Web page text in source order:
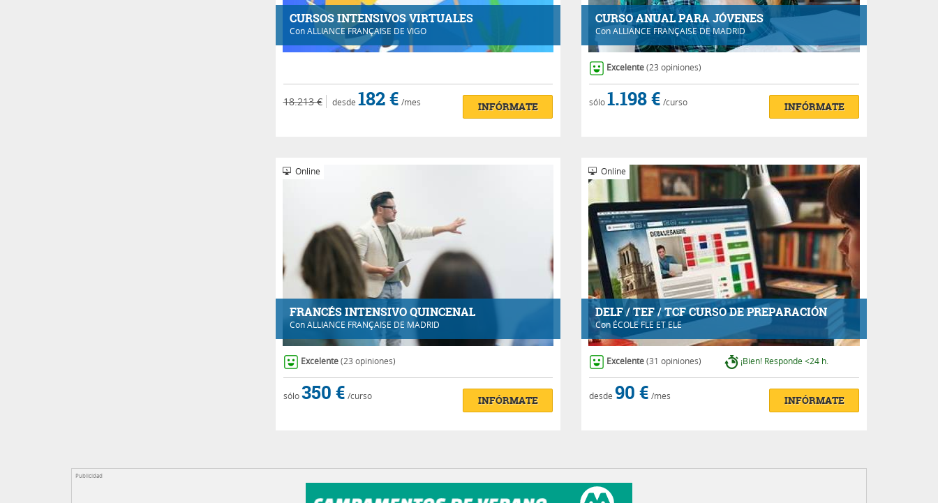
CURSOS INTENSIVOS VIRTUALES
ConALLIANCE FRANÇAISE DE VIGO
18.213 € desde 182 € /mes INFÓRMATE
CURSO ANUAL PARA JÓVENES
ConALLIANCE FRANÇAISE DE MADRID
Excelente (23 opiniones)
sólo1.198 € /curso INFÓRMATE
FRANCÉS INTENSIVO QUINCENAL
ConALLIANCE FRANÇAISE DE MADRID
Online
Excelente (23 opiniones)
sólo350 € /curso INFÓRMATE
DELF / TEF / TCF CURSO DE PREPARACIÓN
Con ÉCOLE FLE ET ELE
Online
Excelente (31 opiniones) ¡Bien! Responde <24 h.
desde 90 € /mes INFÓRMATE
Publicidad